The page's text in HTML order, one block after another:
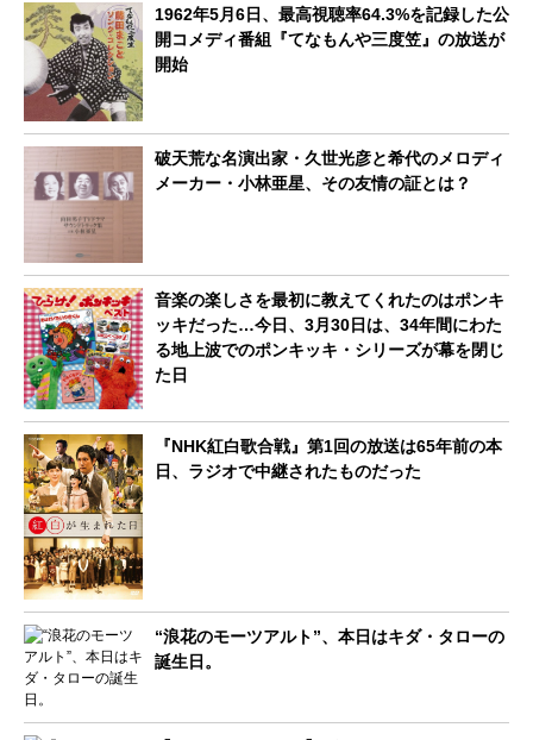
1962年5月6日、最高視聴率64.3%を記録した公
開コメディ番組『てなもんや三度笠』の放送が
開始
破天荒な名演出家・久世光彦と希代のメロディ
メーカー・小林亜星、その友情の証とは？
音楽の楽しさを最初に教えてくれたのはポンキ
ッキだった…今日、3月30日は、34年間にわた
る地上波でのポンキッキ・シリーズが幕を閉じ
た日
『NHK紅白歌合戦』第1回の放送は65年前の本
日、ラジオで中継されたものだった
“浪花のモーツアルト”、本日はキダ・タローの
誕生日。